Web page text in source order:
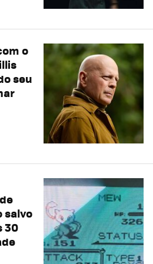
o
seu
salvo
30